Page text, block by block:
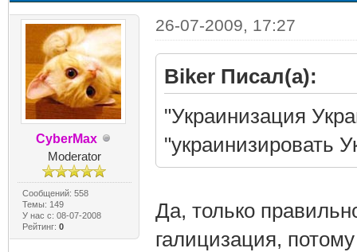
CyberMax
Moderator
Сообщений: 558
Темы: 149
У нас с: 08-07-2008
Рейтинг: 0
26-07-2009, 17:27
Biker Писал(а):
"Украинизация
"украинизировать
Да, только
галицизация,